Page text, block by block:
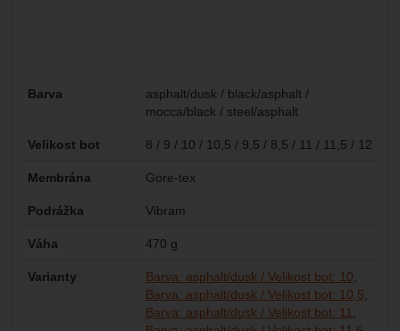
Parametry
Barva
asphalt/dusk / black/asphalt /
mocca/black / steel/asphalt
Velikost bot 8 / 9 / 10 / 10,5 / 9,5 / 8,5 / 11 / 11,5 / 12
Membrána Gore-tex
Podrážka Vibram
Váha 470 g
Varianty
Barva: asphalt/dusk / Velikost bot: 10
Barva: asphalt/dusk / Velikost bot: 10,5
Barva: asphalt/dusk / Velikost bot: 11